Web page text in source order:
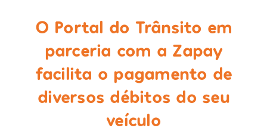
O Portal do Trânsito em
parceria com a Zapay
facilita o pagamento de
diversos débitos do seu
veículo